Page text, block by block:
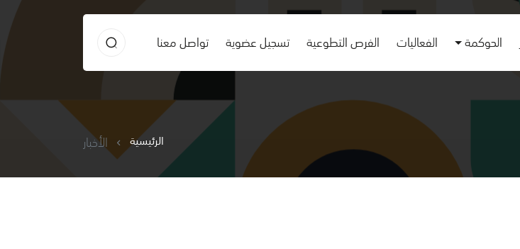
الحوكمة الفعاليات الفرص التطوعية تسجيل عضوية تواصل معنا
الرئيسية الأخبار